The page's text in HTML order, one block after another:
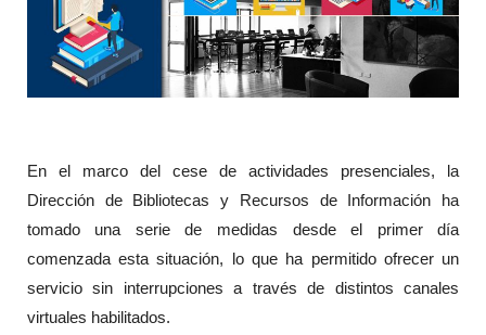
En el marco del cese de actividades presenciales, la
Dirección de Bibliotecas y Recursos de Información ha
tomado una serie de medidas desde el primer día
comenzada esta situación, lo que ha permitido ofrecer un
servicio sin interrupciones a través de distintos canales
virtuales habilitados.